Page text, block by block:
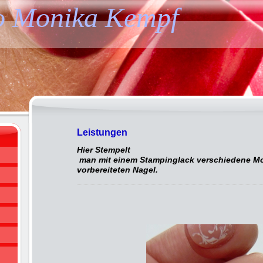
Kempf
Leistungen
Hier Stempelt
man mit einem Stampinglack verschiedene
vorbereiteten Nagel.